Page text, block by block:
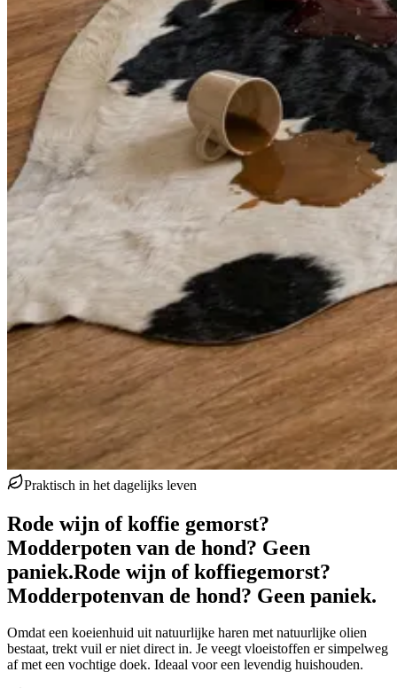
Praktisch in het dagelijks leven
Rode wijn of koffie gemorst?
Modderpoten van de hond? Geen
paniek.Rode wijn of koffiegemorst?
Modderpotenvan de hond? Geen paniek.
Omdat een koeienhuid uit natuurlijke haren met natuurlijke olien
bestaat, trekt vuil er niet direct in. Je veegt vloeistoffen er simpelweg
af met een vochtige doek. Ideaal voor een levendig huishouden.